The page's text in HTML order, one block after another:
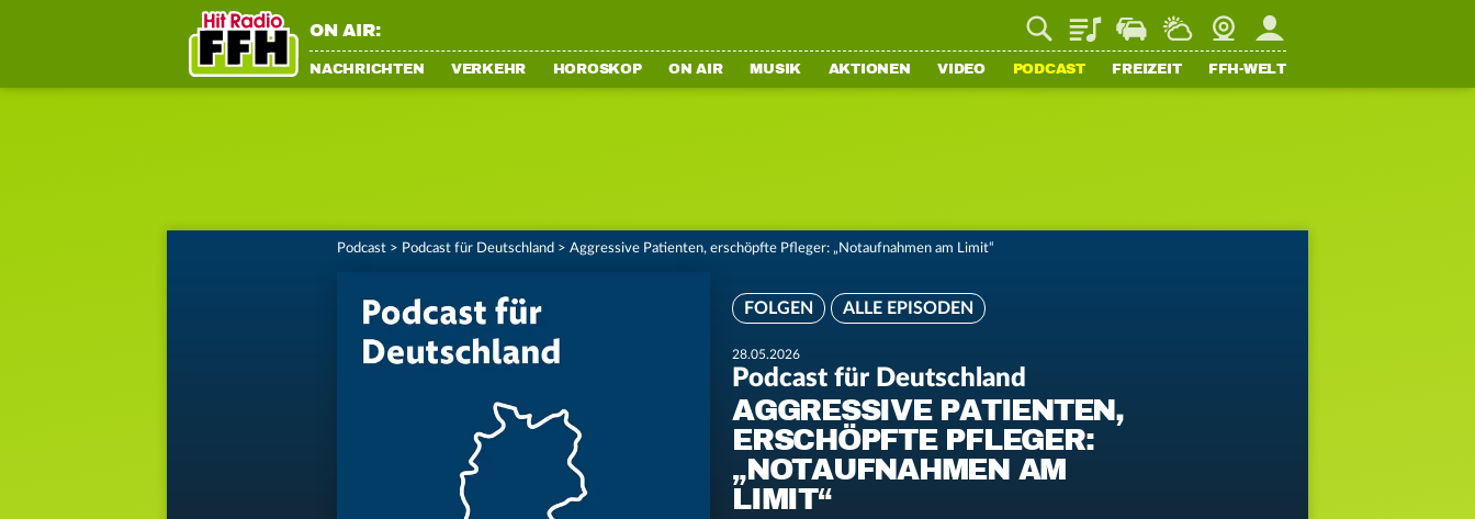
ON AIR: PlaylistStaupilotWetterWebcamMein FFH
NACHRICHTEN VERKEHR HOROSKOP ON AIR MUSIK AKTIONEN VIDEO PODCAST FREIZEIT FFH-WELT
Podcast > Podcast für Deutschland > Aggressive Patienten, erschöpfte Pfleger: „Notaufnahmen am Limit“
FOLGEN ALLE EPISODEN
28.05.2026
Podcast für Deutschland
AGGRESSIVE PATIENTEN,
ERSCHÖPFTE PFLEGER:
„NOTAUFNAHMEN AM
LIMIT“